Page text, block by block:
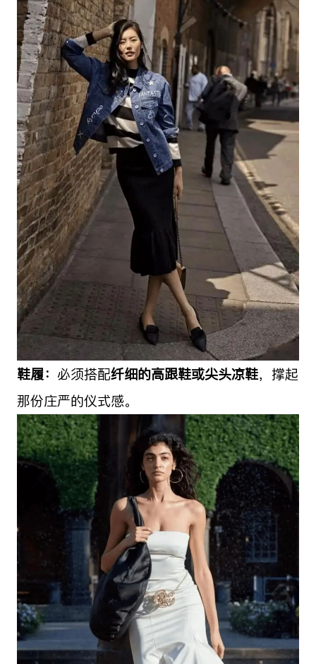
鞋履： 必须搭配纤细的高跟鞋或尖头凉鞋，撑起
那份庄严的仪式感。